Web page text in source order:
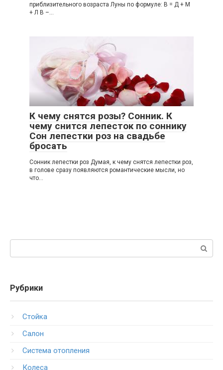
приблизительного возраста Луны по формуле: В = Д + М
+ Л В –...
К чему снятся розы? Сонник. К
чему снится лепесток по соннику
Сон лепестки роз на свадьбе
бросать
Сонник лепестки роз Думая, к чему снятся лепестки роз,
в голове сразу появляются романтические мысли, но
что...
Рубрики
Стойка
Салон
Система отопления
Колеса